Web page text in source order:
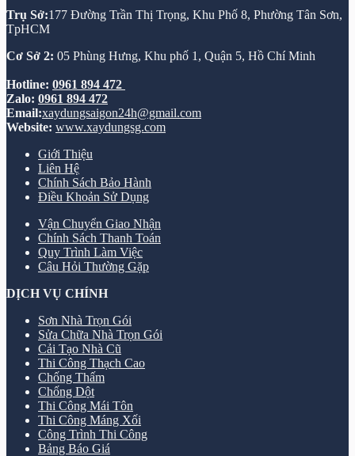
Trụ Sở:177 Đường Trần Thị Trọng, Khu Phố 8, Phường Tân Sơn,
TpHCM
Cơ Sở 2: 05 Phùng Hưng, Khu phố 1, Quận 5, Hồ Chí Minh
Hotline: 0961 894 472
Zalo: 0961 894 472
Email:xaydungsaigon24h@gmail.com
Website: www.xaydungsg.com
Giới Thiệu
Liên Hệ
Chính Sách Bảo Hành
Điều Khoản Sử Dụng
Vận Chuyển Giao Nhận
Chính Sách Thanh Toán
Quy Trình Làm Việc
Câu Hỏi Thường Gặp
DỊCH VỤ CHÍNH
Sơn Nhà Trọn Gói
Sửa Chữa Nhà Trọn Gói
Cải Tạo Nhà Cũ
Thi Công Thạch Cao
Chống Thấm
Chống Dột
Thi Công Mái Tôn
Thi Công Máng Xối
Công Trình Thi Công
Bảng Báo Giá